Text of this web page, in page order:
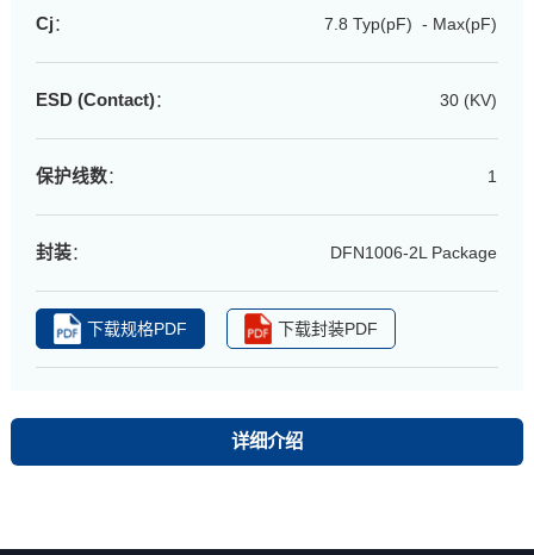
Cj： 7.8 Typ(pF) - Max(pF)
ESD (Contact)： 30 (KV)
保护线数： 1
封装： DFN1006-2L Package
下载规格PDF 下载封装PDF
详细介绍